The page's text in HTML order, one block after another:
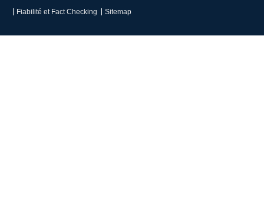
Fiabilité et Fact Checking Sitemap